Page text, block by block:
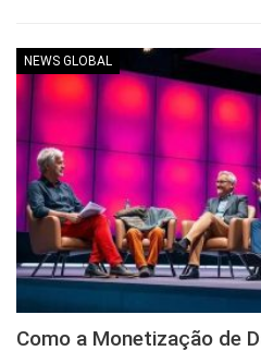
NEWS GLOBAL
Como a Monetização de